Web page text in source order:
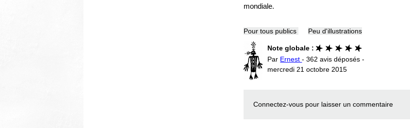
mondiale.
Pour tous publics Peu d'illustrations
Note globale :
Par Ernest- 362 avis déposés -
mercredi 21 octobre 2015
Connectez-vous pour laisser un commentaire